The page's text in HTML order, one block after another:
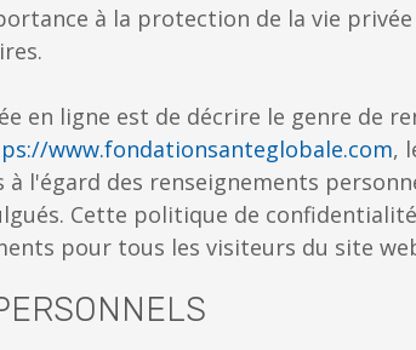
à la protection de la vie
en ligne est de décrire le genre de
www.fondationsanteglobale.com,
l'égard des renseignements
Cette politique de
pour tous les visiteurs du site